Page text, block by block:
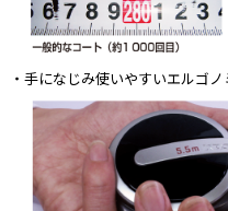
・手になじみ使いやすいエルゴ